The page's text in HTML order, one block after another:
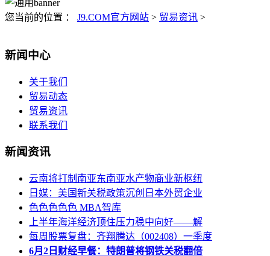
您当前的位置 ： J9.COM官方网站 > 贸易资讯 >
新闻中心
关于我们
贸易动态
贸易资讯
联系我们
新闻资讯
云南将打制南亚东南亚水产物商业新枢纽
日媒：美国新关税政策沉创日本外贸企业
色色色色色 MBA智库
上半年海洋经济顶住压力稳中向好——解
每周股票复盘：齐翔腾达（002408）一季度
6月2日财经早餐：特朗普将钢铁关税翻倍